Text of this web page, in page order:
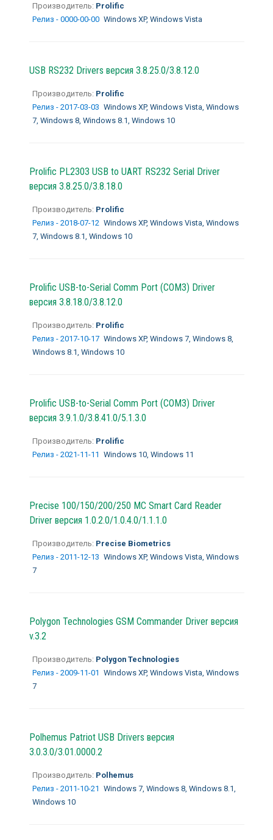
Производитель: Prolific
Релиз - 0000-00-00 Windows XP, Windows Vista
USB RS232 Drivers версия 3.8.25.0/3.8.12.0
Производитель: Prolific
Релиз - 2017-03-03 Windows XP, Windows Vista, Windows
7, Windows 8, Windows 8.1, Windows 10
Prolific PL2303 USB to UART RS232 Serial Driver
версия 3.8.25.0/3.8.18.0
Производитель: Prolific
Релиз - 2018-07-12 Windows XP, Windows Vista, Windows
7, Windows 8.1, Windows 10
Prolific USB-to-Serial Comm Port (COM3) Driver
версия 3.8.18.0/3.8.12.0
Производитель: Prolific
Релиз - 2017-10-17 Windows XP, Windows 7, Windows 8,
Windows 8.1, Windows 10
Prolific USB-to-Serial Comm Port (COM3) Driver
версия 3.9.1.0/3.8.41.0/5.1.3.0
Производитель: Prolific
Релиз - 2021-11-11 Windows 10, Windows 11
Precise 100/150/200/250 MC Smart Card Reader
Driver версия 1.0.2.0/1.0.4.0/1.1.1.0
Производитель: Precise Biometrics
Релиз - 2011-12-13 Windows XP, Windows Vista, Windows
7
Polygon Technologies GSM Commander Driver версия
v.3.2
Производитель: Polygon Technologies
Релиз - 2009-11-01 Windows XP, Windows Vista, Windows
7
Polhemus Patriot USB Drivers версия
3.0.3.0/3.01.0000.2
Производитель: Polhemus
Релиз - 2011-10-21 Windows 7, Windows 8, Windows 8.1,
Windows 10